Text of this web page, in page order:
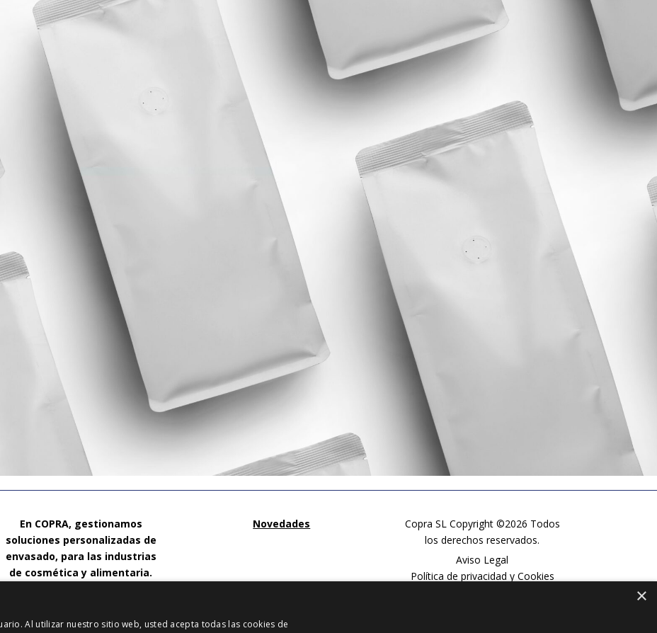
En COPRA, gestionamos
soluciones personalizadas de
envasado, para las industrias
de cosmética y alimentaria.
Novedades
Copra SL Copyright ©2026 Todos
los derechos reservados.
Aviso Legal
Política de privacidad y Cookies
×
Al utilizar nuestro sitio web, usted acepta todas las cookies de